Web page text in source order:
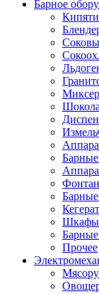
Барное
Шкафы
Прочее